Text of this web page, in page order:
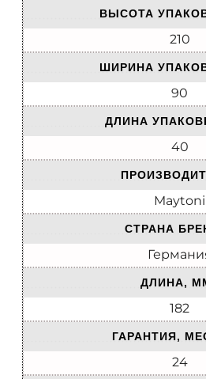
ВЫСОТА
210
ШИРИНА
90
ДЛИНА
40
Maytoni
СТРАНА
ДЛИНА,
182
ГАРАНТИЯ,
24